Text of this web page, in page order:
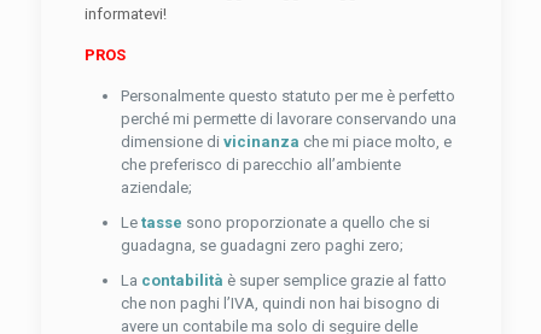
informatevi!
PROS
Personalmente questo statuto per me è perfetto
perché mi permette di lavorare conservando una
dimensione di vicinanza che mi piace molto, e
che preferisco di parecchio all’ambiente
aziendale;
Le tasse sono proporzionate a quello che si
guadagna, se guadagni zero paghi zero;
La contabilità è super semplice grazie al fatto
che non paghi l’IVA, quindi non hai bisogno di
avere un contabile ma solo di seguire delle